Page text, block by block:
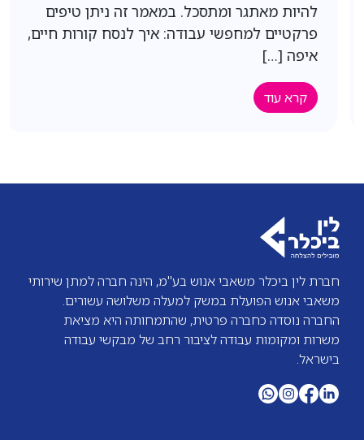
להיות מאתגר ומתסכל. במאמר זה ניתן טיפים
פרקטיים למחפשי עבודה: איך לנסח קורות חיים,
איפה […]
קרא עוד
חברת לין ביכלר משאבי אנוש בע"מ, הינה חברה למתן שירותי
משאבי אנוש הפועלת במשק למעלה משלושה עשורים.
החברה נוסדה כחברה פרטית, שהתמחותה היא מציאת
משרות ומקומות עבודה לציבור רחב של מבקשי עבודה
בישראל.